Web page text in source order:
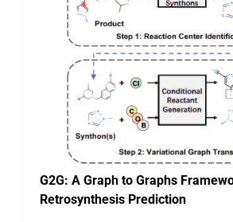
G2G: A Graph to Graphs
Retrosynthesis Prediction